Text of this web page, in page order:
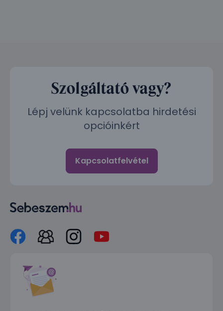
Szolgáltató vagy?
Lépj velünk kapcsolatba hirdetési
opcióinkért
Kapcsolatfelvétel